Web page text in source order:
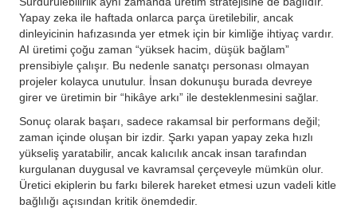
Yapay zeka ile haftada onlarca parça üretilebilir, ancak
dinleyicinin hafızasında yer etmek için bir kimliğe ihtiyaç vardır.
AI üretimi çoğu zaman “yüksek hacim, düşük bağlam”
prensibiyle çalışır. Bu nedenle sanatçı personası olmayan
projeler kolayca unutulur. İnsan dokunuşu burada devreye
girer ve üretimin bir “hikâye arkı” ile desteklenmesini sağlar.
Sonuç olarak başarı, sadece rakamsal bir performans değil;
zaman içinde oluşan bir izdir. Şarkı yapan yapay zeka hızlı
yükseliş yaratabilir, ancak kalıcılık ancak insan tarafından
kurgulanan duygusal ve kavramsal çerçeveyle mümkün olur.
Üretici ekiplerin bu farkı bilerek hareket etmesi uzun vadeli kitle
bağlılığı açısından kritik önemdedir.